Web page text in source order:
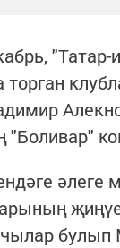
торган
"Боливар"
әлеге